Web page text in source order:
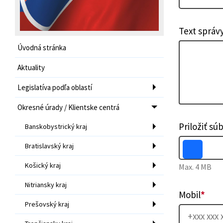
Úvodná stránka
Aktuality
Legislatíva podľa oblastí
Okresné úrady / Klientske centrá
Banskobystrický kraj
Bratislavský kraj
Košický kraj
Nitriansky kraj
Prešovský kraj
Text
Priložiť
Max. 4 MB
Mobil*